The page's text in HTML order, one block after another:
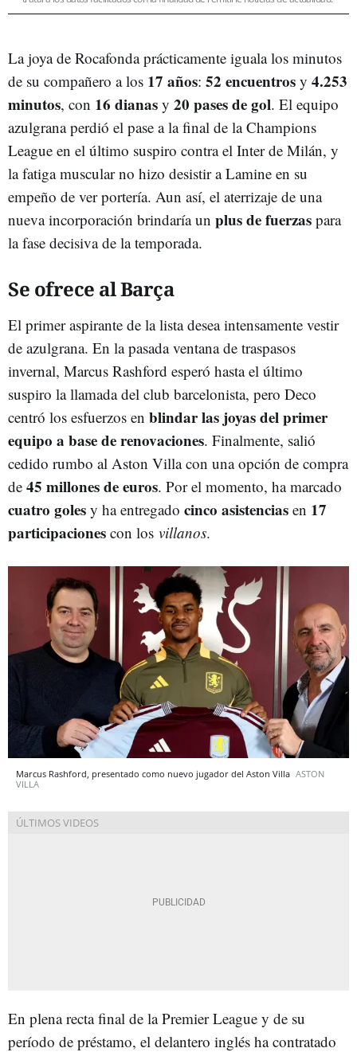
La joya de Rocafonda prácticamente iguala los minutos
de su compañero a los 17 años: 52 encuentros y 4.253
minutos, con 16 dianas y 20 pases de gol. El equipo
azulgrana perdió el pase a la final de la Champions
League en el último suspiro contra el Inter de Milán, y
la fatiga muscular no hizo desistir a Lamine en su
empeño de ver portería. Aun así, el aterrizaje de una
nueva incorporación brindaría un plus de fuerzas para
la fase decisiva de la temporada.
Se ofrece al Barça
El primer aspirante de la lista desea intensamente vestir
de azulgrana. En la pasada ventana de traspasos
invernal, Marcus Rashford esperó hasta el último
suspiro la llamada del club barcelonista, pero Deco
centró los esfuerzos en blindar las joyas del primer
equipo a base de renovaciones. Finalmente, salió
cedido rumbo al Aston Villa con una opción de compra
de 45 millones de euros. Por el momento, ha marcado
cuatro goles y ha entregado cinco asistencias en 17
participaciones con los villanos.
Marcus Rashford, presentado como nuevo jugador del Aston Villa ASTON
VILLA
En plena recta final de la Premier League y de su
período de préstamo, el delantero inglés ha contratado